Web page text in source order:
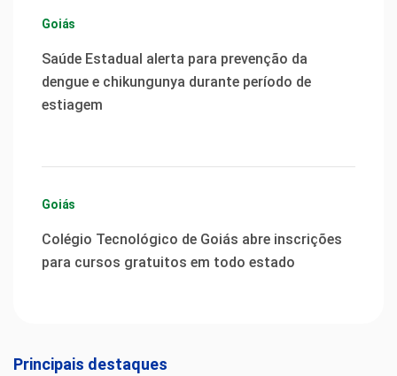
Goiás
Saúde Estadual alerta para prevenção da
dengue e chikungunya durante período de
estiagem
Goiás
Colégio Tecnológico de Goiás abre inscrições
para cursos gratuitos em todo estado
Principais destaques